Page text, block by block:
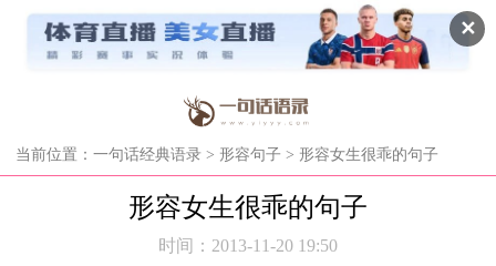
✕
当前位置： 一句话经典语录 > 形容句子 > 形容女生很乖的句子
形容女生很乖的句子
时间：2013-11-20 19:50